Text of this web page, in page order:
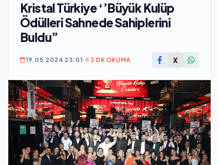
Kristal Türkiye ‘’Büyük Kulüp
Ödülleri Sahnede Sahiplerini
Buldu”
19.05.2024 23:01 3 DK OKUMA X